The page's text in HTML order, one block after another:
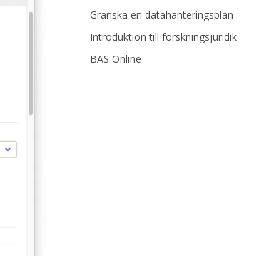
Granska en datahanteringsplan
Introduktion till forskningsjuridik
BAS Online